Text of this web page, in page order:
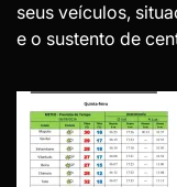
seus veículos,
e o sustento de